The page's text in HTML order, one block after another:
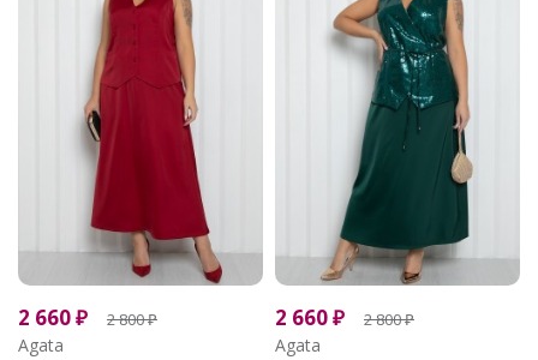
2 660₽ 2 800₽
Agata
2 660₽ 2 800₽
Agata